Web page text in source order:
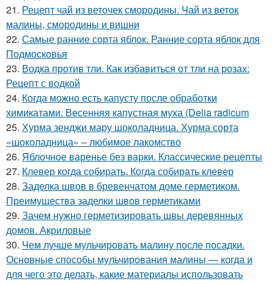
21. Рецепт чай из веточек смородины. Чай из веток
малины, смородины и вишни
22. Самые ранние сорта яблок. Ранние сорта яблок для
Подмосковья
23. Водка против тли. Как избавиться от тли на розах:
Рецепт с водкой
24. Когда можно есть капусту после обработки
химикатами. Весенняя капустная муха (Delia radicum
25. Хурма зенджи мару шоколадница. Хурма сорта
«шоколадница» – любимое лакомство
26. Яблочное варенье без варки. Классические рецепты
27. Клевер когда собирать. Когда собирать клевер
28. Заделка швов в бревенчатом доме герметиком.
Преимущества заделки швов герметиками
29. Зачем нужно герметизировать швы деревянных
домов. Акриловые
30. Чем лучше мульчировать малину после посадки.
Основные способы мульчирования малины — когда и
для чего это делать, какие материалы использовать